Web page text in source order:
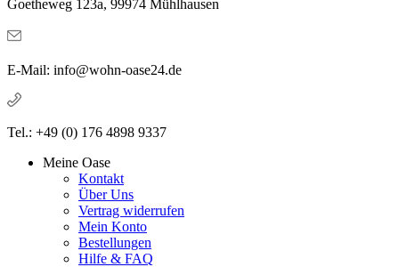
Goetheweg 123a, 99974 Mühlhausen
E-Mail: info@wohn-oase24.de
Tel.: +49 (0) 176 4898 9337
Meine Oase
Kontakt
Über Uns
Vertrag widerrufen
Mein Konto
Bestellungen
Hilfe & FAQ